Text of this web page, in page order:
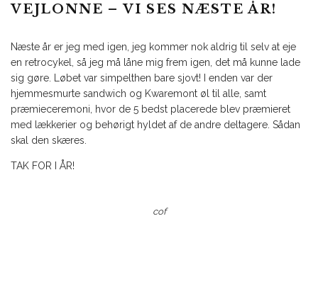
VEJLONNE – VI SES NÆSTE ÅR!
Næste år er jeg med igen, jeg kommer nok aldrig til selv at eje
en retrocykel, så jeg må låne mig frem igen, det må kunne lade
sig gøre. Løbet var simpelthen bare sjovt! I enden var der
hjemmesmurte sandwich og Kwaremont øl til alle, samt
præmieceremoni, hvor de 5 bedst placerede blev præmieret
med lækkerier og behørigt hyldet af de andre deltagere. Sådan
skal den skæres.
TAK FOR I ÅR!
cof